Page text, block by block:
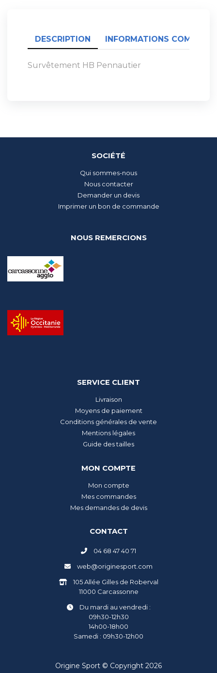
DESCRIPTION INFORMATIONS
Survêtement HB Pennautier
SOCIÉTÉ
Qui sommes-nous
Nous contacter
Demander un devis
Imprimer un bon de commande
NOUS REMERCIONS
SERVICE CLIENT
Livraison
Moyens de paiement
Conditions générales de vente
Mentions légales
Guide des tailles
MON COMPTE
Mon compte
Mes commandes
Mes demandes de devis
CONTACT
04 68 47 40 71
web@originesport.com
105 Allée Gilles de Roberval
11000 Carcassonne
Du mardi au vendredi :
09h30-12h30
14h00-18h00
Samedi : 09h30-12h00
Origine Sport © Copyright 2026